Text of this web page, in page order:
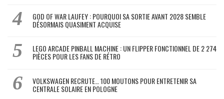
GOD OF WAR LAUFEY : POURQUOI SA SORTIE AVANT 2028 SEMBLE
DÉSORMAIS QUASIMENT ACQUISE
LEGO ARCADE PINBALL MACHINE : UN FLIPPER FONCTIONNEL DE 2 274
PIÈCES POUR LES FANS DE RÉTRO
VOLKSWAGEN RECRUTE… 100 MOUTONS POUR ENTRETENIR SA
CENTRALE SOLAIRE EN POLOGNE